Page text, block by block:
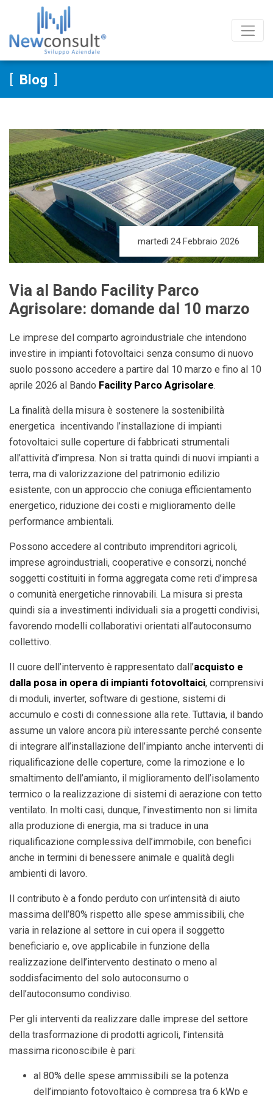
Salta al contenuto
Blog
martedì 24 Febbraio 2026
Via al Bando Facility Parco
Agrisolare: domande dal 10 marzo
Le imprese del comparto agroindustriale che intendono
investire in impianti fotovoltaici senza consumo di nuovo
suolo possono accedere a partire dal 10 marzo e fino al 10
aprile 2026 al Bando Facility Parco Agrisolare.
La finalità della misura è sostenere la sostenibilità
energetica incentivando l’installazione di impianti
fotovoltaici sulle coperture di fabbricati strumentali
all’attività d’impresa. Non si tratta quindi di nuovi impianti a
terra, ma di valorizzazione del patrimonio edilizio
esistente, con un approccio che coniuga efficientamento
energetico, riduzione dei costi e miglioramento delle
performance ambientali.
Possono accedere al contributo imprenditori agricoli,
imprese agroindustriali, cooperative e consorzi, nonché
soggetti costituiti in forma aggregata come reti d’impresa
o comunità energetiche rinnovabili. La misura si presta
quindi sia a investimenti individuali sia a progetti condivisi,
favorendo modelli collaborativi orientati all’autoconsumo
collettivo.
Il cuore dell’intervento è rappresentato dall’acquisto e
dalla posa in opera di impianti fotovoltaici, comprensivi
di moduli, inverter, software di gestione, sistemi di
accumulo e costi di connessione alla rete. Tuttavia, il bando
assume un valore ancora più interessante perché consente
di integrare all’installazione dell’impianto anche interventi di
riqualificazione delle coperture, come la rimozione e lo
smaltimento dell’amianto, il miglioramento dell’isolamento
termico o la realizzazione di sistemi di aerazione con tetto
ventilato. In molti casi, dunque, l’investimento non si limita
alla produzione di energia, ma si traduce in una
riqualificazione complessiva dell’immobile, con benefici
anche in termini di benessere animale e qualità degli
ambienti di lavoro.
Il contributo è a fondo perduto con un’intensità di aiuto
massima dell’80% rispetto alle spese ammissibili, che
varia in relazione al settore in cui opera il soggetto
beneficiario e, ove applicabile in funzione della
realizzazione dell’intervento destinato o meno al
soddisfacimento del solo autoconsumo o
dell’autoconsumo condiviso.
Per gli interventi da realizzare dalle imprese del settore
della trasformazione di prodotti agricoli, l’intensità
massima riconoscibile è pari:
al 80% delle spese ammissibili se la potenza
dell’impianto fotovoltaico è compresa tra 6 kWp e